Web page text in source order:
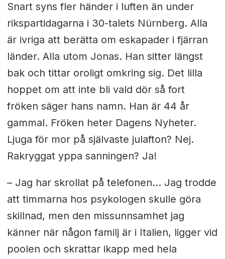
Snart syns fler händer i luften än under
rikspartidagarna i 30-talets Nürnberg. Alla
är ivriga att berätta om eskapader i fjärran
länder. Alla utom Jonas. Han sitter längst
bak och tittar oroligt omkring sig. Det lilla
hoppet om att inte bli vald dör så fort
fröken säger hans namn. Han är 44 år
gammal. Fröken heter Dagens Nyheter.
Ljuga för mor på självaste julafton? Nej.
Rakryggat yppa sanningen? Ja!
– Jag har skrollat på telefonen... Jag trodde
att timmarna hos psykologen skulle göra
skillnad, men den missunnsamhet jag
känner när någon familj är i Italien, ligger vid
poolen och skrattar ikapp med hela